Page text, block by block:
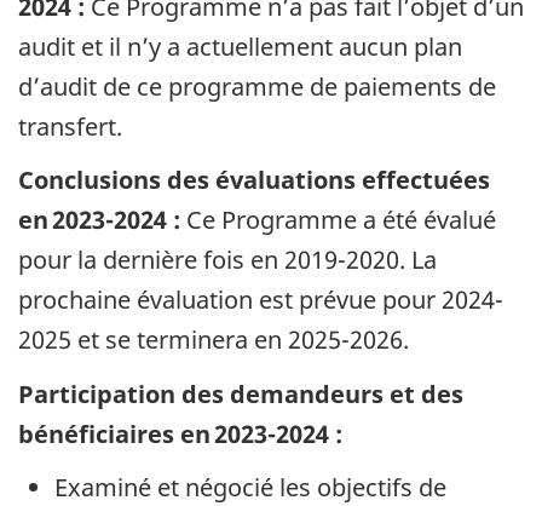
audit et il n’y a actuellement aucun plan
d’audit de ce programme de paiements de
transfert.
Conclusions des évaluations effectuées
en 2023-2024 : Ce Programme a été évalué
pour la dernière fois en 2019-2020. La
prochaine évaluation est prévue pour 2024-
2025 et se terminera en 2025-2026.
Participation des demandeurs et des
bénéficiaires en 2023-2024 :
Examiné et négocié les objectifs de